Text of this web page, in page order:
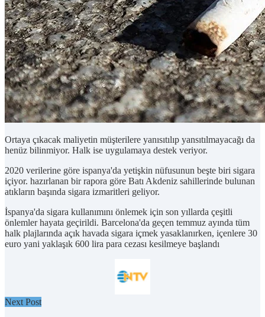
Ortaya çıkacak maliyetin müşterilere yanısıtılıp yansıtılmayacağı da
henüz bilinmiyor. Halk ise uygulamaya destek veriyor.
2020 verilerine göre ispanya'da yetişkin nüfusunun beşte biri sigara
içiyor. hazırlanan bir rapora göre Batı Akdeniz sahillerinde bulunan
atıkların başında sigara izmaritleri geliyor.
İspanya'da sigara kullanımını önlemek için son yıllarda çeşitli
önlemler hayata geçirildi. Barcelona'da geçen temmuz ayında tüm
halk plajlarında açık havada sigara içmek yasaklanırken, içenlere 30
euro yani yaklaşık 600 lira para cezası kesilmeye başlandı
Next Post